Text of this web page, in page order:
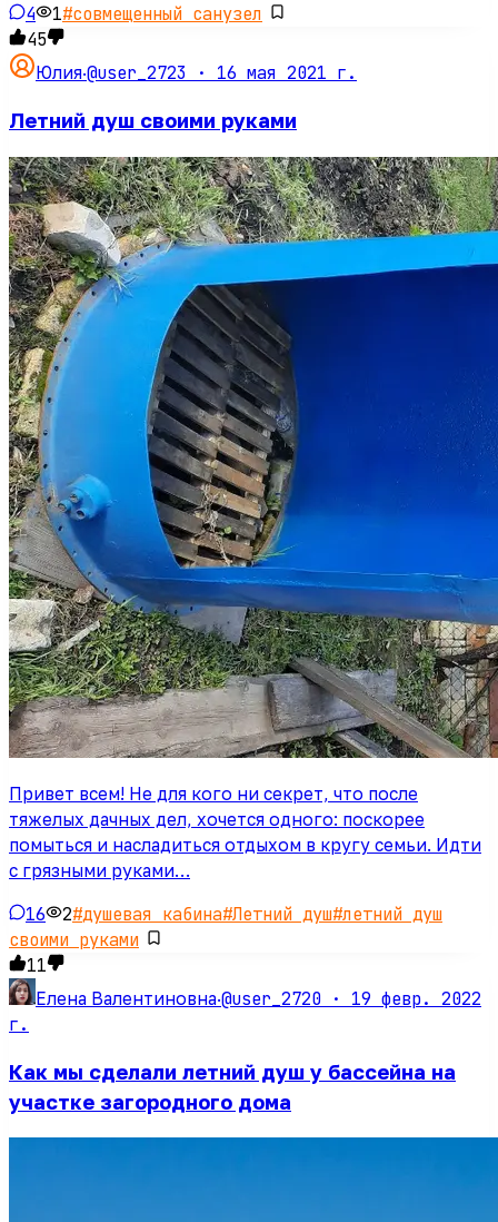
4 1#совмещенный санузел
45
Юлия·@user_2723 · 16 мая 2021 г.
Летний душ своими руками
Привет всем! Не для кого ни секрет, что после
тяжелых дачных дел, хочется одного: поскорее
помыться и насладиться отдыхом в кругу семьи. Идти
с грязными руками…
16 2#душевая кабина#Летний душ#летний душ
своими руками
11
Елена Валентиновна·@user_2720 · 19 февр. 2022
г.
Как мы сделали летний душ у бассейна на
участке загородного дома